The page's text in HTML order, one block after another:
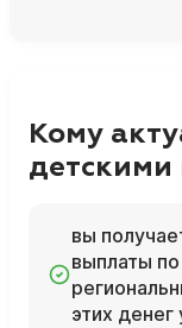
Кому
детскими
вы
выплаты
этих